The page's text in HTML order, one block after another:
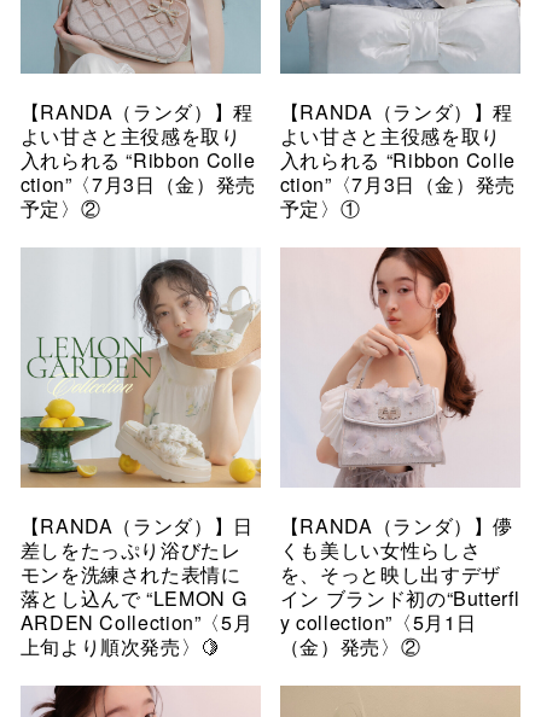
【RANDA（ランダ）】程
よい甘さと主役感を取り
入れられる “Ribbon Colle
ction”〈7月3日（金）発売
予定〉②
【RANDA（ランダ）】程
よい甘さと主役感を取り
入れられる “Ribbon Colle
ction”〈7月3日（金）発売
予定〉①
【RANDA（ランダ）】日
差しをたっぷり浴びたレ
モンを洗練された表情に
落とし込んで “LEMON G
ARDEN Collection”〈5月
上旬より順次発売〉🍋
【RANDA（ランダ）】儚
くも美しい女性らしさ
を、そっと映し出すデザ
イン ブランド初の“Butterfl
y collection”〈5月1日
（金）発売〉②